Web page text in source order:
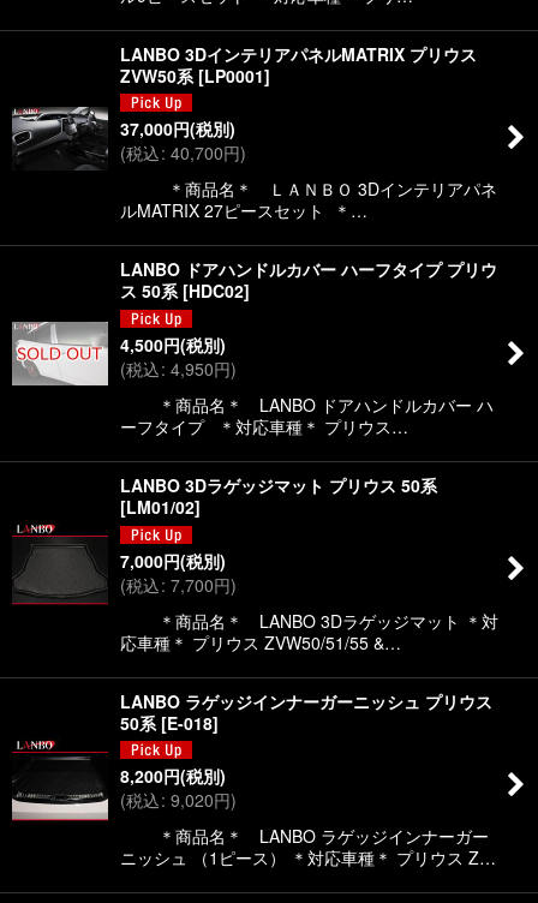
LANBO 3DインテリアパネルMATRIX プリウス
ZVW50系 [LP0001]
37,000円(税別)
(税込: 40,700円)
＊商品名＊ ＬＡＮＢＯ 3Dインテリアパネ
ルMATRIX 27ピースセット ＊…
LANBO ドアハンドルカバー ハーフタイプ プリウ
ス 50系 [HDC02]
4,500円(税別)
(税込: 4,950円)
＊商品名＊ LANBO ドアハンドルカバー ハ
ーフタイプ ＊対応車種＊ プリウス…
LANBO 3Dラゲッジマット プリウス 50系
[LM01/02]
7,000円(税別)
(税込: 7,700円)
＊商品名＊ LANBO 3Dラゲッジマット ＊対
応車種＊ プリウス ZVW50/51/55 &…
LANBO ラゲッジインナーガーニッシュ プリウス
50系 [E-018]
8,200円(税別)
(税込: 9,020円)
＊商品名＊ LANBO ラゲッジインナーガー
ニッシュ （1ピース） ＊対応車種＊ プリウス Z…